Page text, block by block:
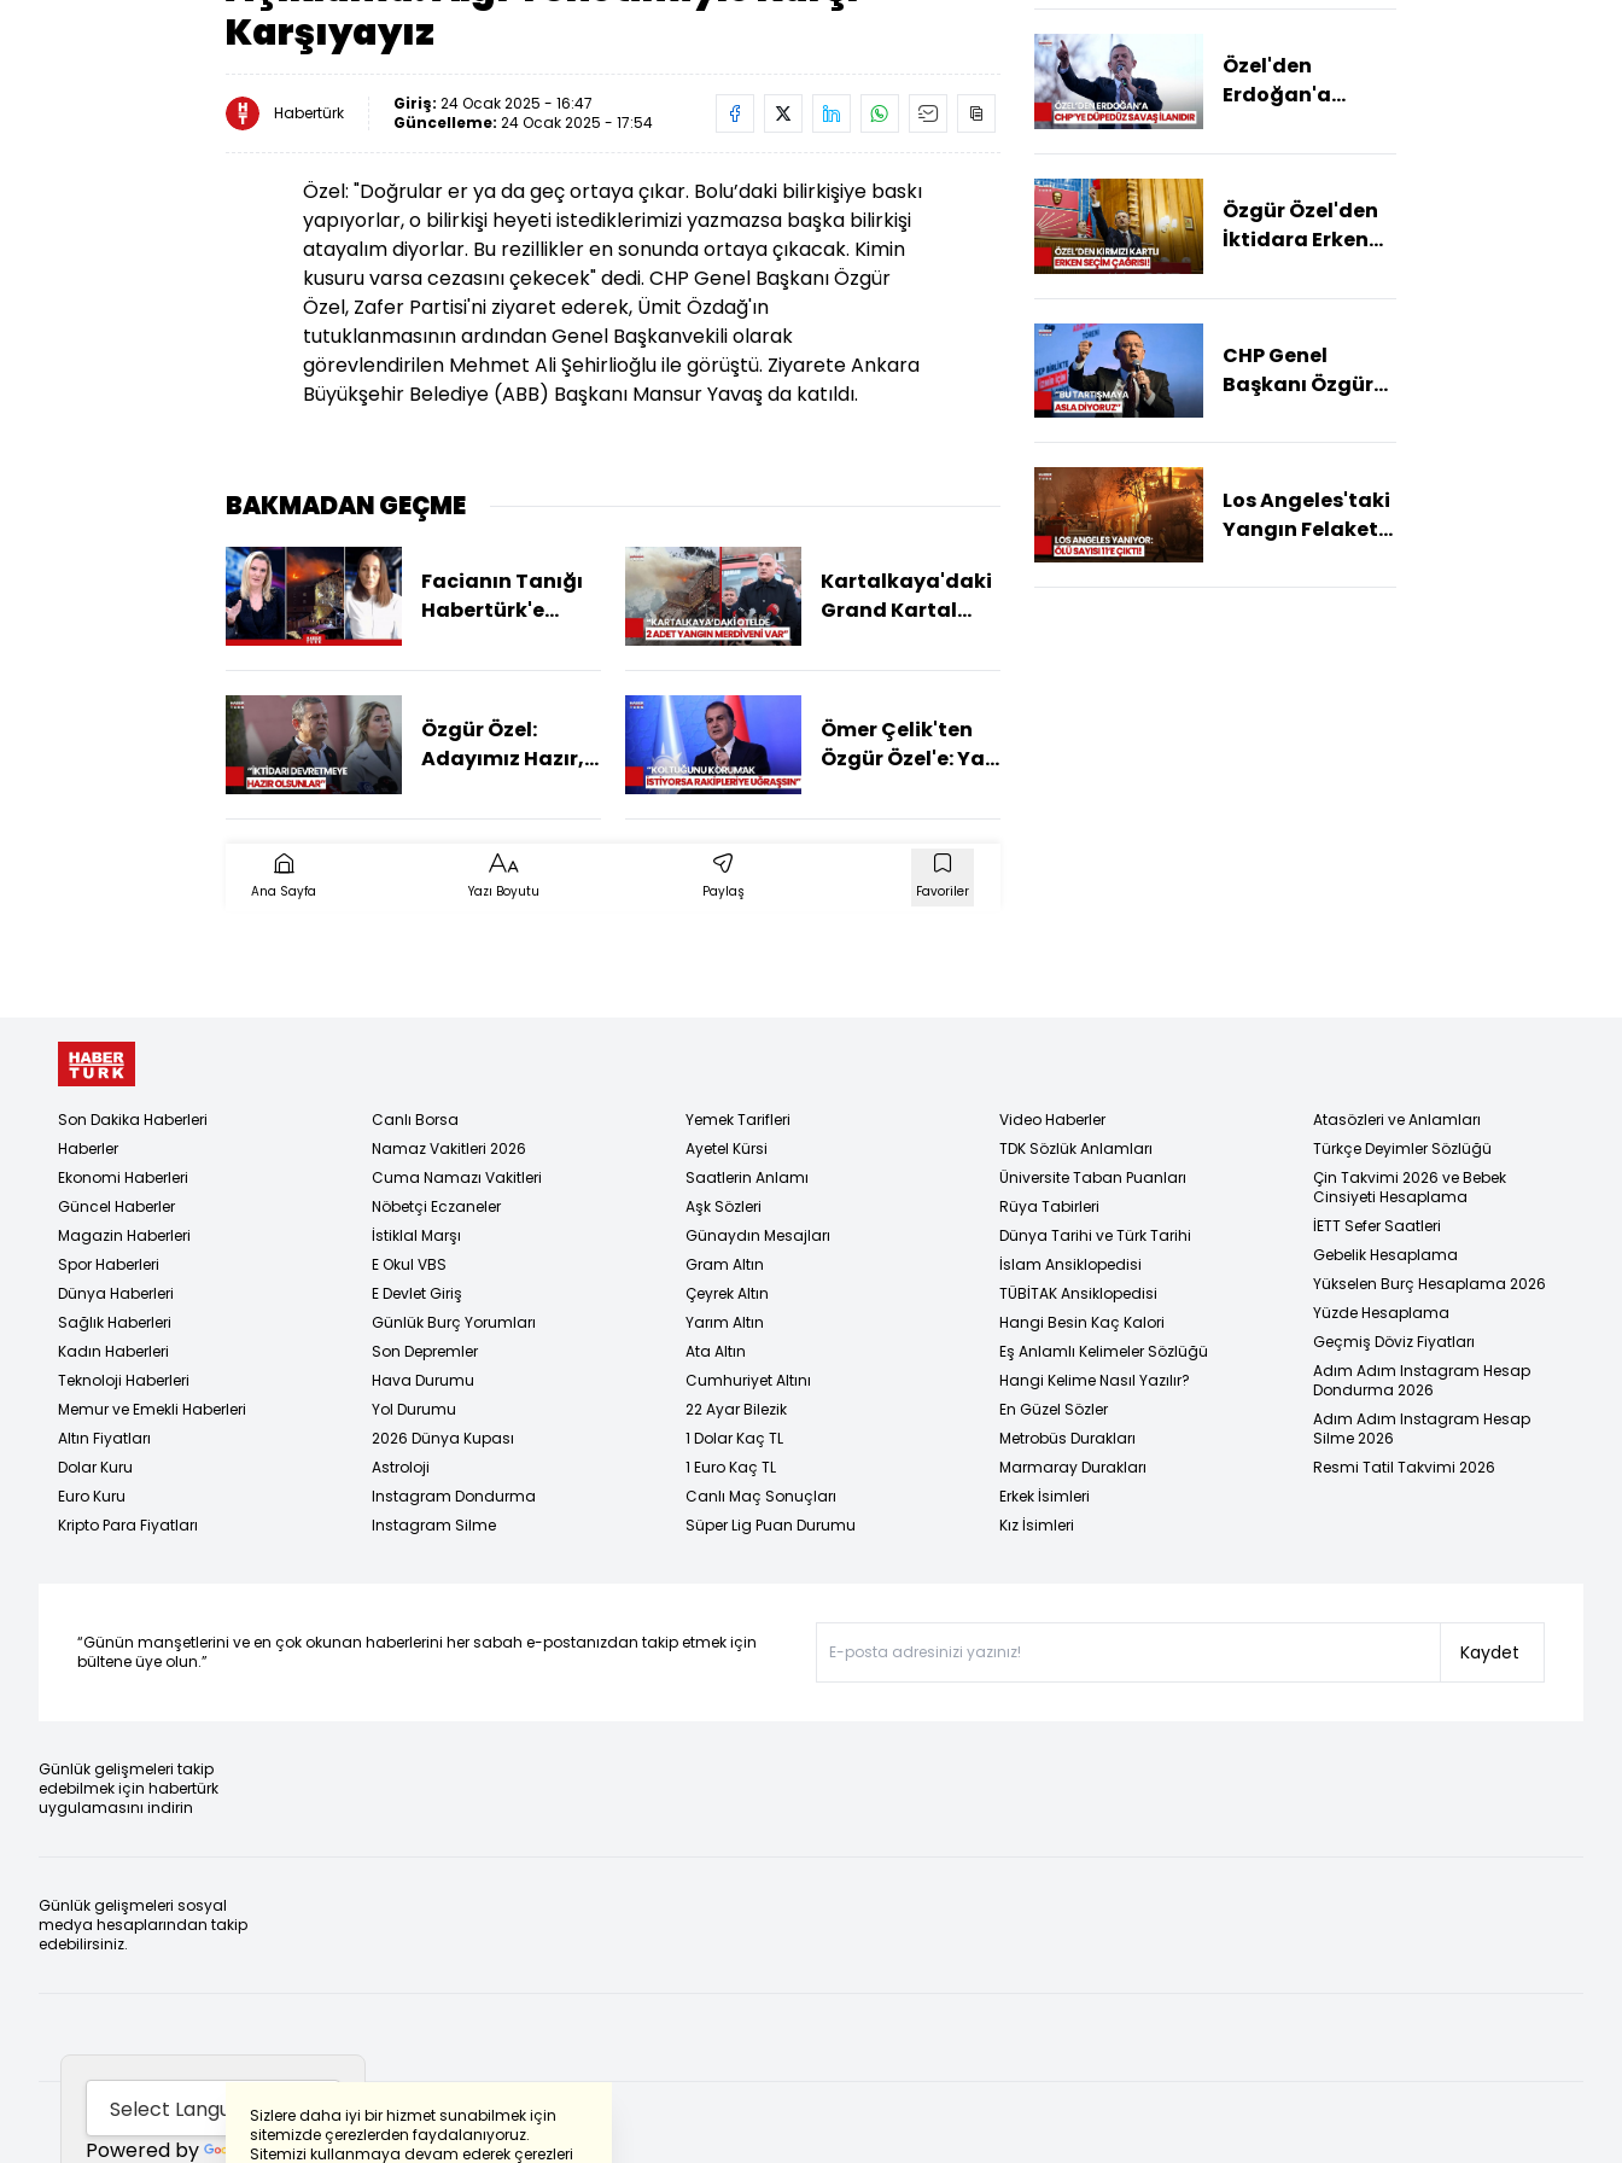
Karşıyayız
Habertürk Giriş: 24 Ocak 2025 - 16:47
Güncelleme: 24 Ocak 2025 - 17:54
Özel: "Doğrular er ya da geç ortaya çıkar. Bolu’daki bilirkişiye baskı
yapıyorlar, o bilirkişi heyeti istediklerimizi yazmazsa başka bilirkişi
atayalım diyorlar. Bu rezillikler en sonunda ortaya çıkacak. Kimin
kusuru varsa cezasını çekecek" dedi. CHP Genel Başkanı Özgür
Özel, Zafer Partisi'ni ziyaret ederek, Ümit Özdağ'ın
tutuklanmasının ardından Genel Başkanvekili olarak
görevlendirilen Mehmet Ali Şehirlioğlu ile görüştü. Ziyarete Ankara
Büyükşehir Belediye (ABB) Başkanı Mansur Yavaş da katıldı.
BAKMADAN GEÇME
Facianın Tanığı
Habertürk'e
Kartalkaya'da
Kartalkaya'daki
Grand Kartal
Merdiveni Var
Açıkladı
Özgür Özel:
Adayımız Hazır,
Ömer Çelik'ten
Özgür Özel'e: Yan
Gösterme Hakkı
Ana Sayfa Yazı Boyutu Paylaş Favoriler
Belediye
Akpolat'ın
Tutuklanmasına
Özel'den
Erdoğan'a
Yanıtı: Savaş
Ediyoruz
Özgür Özel'den
İktidara Erken
"Getir Sandığı
Kırmızı Kartı"
CHP Genel
Başkanı Özgür
Diyorum Ki,
Daha Kalkışma"
Los Angeles'taki
Yangın Felaketi
Gözaltına Alındı
Sizlere daha iyi bir hizmet sunabilmek için
sitemizde çerezlerden faydalanıyoruz.
Sitemizi kullanmaya devam ederek çerezleri
Son Dakika Haberleri
Haberler
Ekonomi Haberleri
Güncel Haberler
Magazin Haberleri
Spor Haberleri
Dünya Haberleri
Sağlık Haberleri
Kadın Haberleri
Teknoloji Haberleri
Memur ve Emekli Haberleri
Altın Fiyatları
Dolar Kuru
Euro Kuru
Kripto Para Fiyatları
Canlı Borsa
Namaz Vakitleri 2026
Cuma Namazı Vakitleri
Nöbetçi Eczaneler
İstiklal Marşı
E Okul VBS
E Devlet Giriş
Günlük Burç Yorumları
Son Depremler
Hava Durumu
Yol Durumu
2026 Dünya Kupası
Astroloji
Instagram Dondurma
Instagram Silme
Yemek Tarifleri
Ayetel Kürsi
Saatlerin Anlamı
Aşk Sözleri
Günaydın Mesajları
Gram Altın
Çeyrek Altın
Yarım Altın
Ata Altın
Cumhuriyet Altını
22 Ayar Bilezik
1 Dolar Kaç TL
1 Euro Kaç TL
Canlı Maç Sonuçları
Süper Lig Puan Durumu
Video Haberler
TDK Sözlük Anlamları
Üniversite Taban Puanları
Rüya Tabirleri
Dünya Tarihi ve Türk Tarihi
İslam Ansiklopedisi
TÜBİTAK Ansiklopedisi
Hangi Besin Kaç Kalori
Eş Anlamlı Kelimeler Sözlüğü
Hangi Kelime Nasıl Yazılır?
En Güzel Sözler
Metrobüs Durakları
Marmaray Durakları
Erkek İsimleri
Kız İsimleri
Atasözleri ve Anlamları
Türkçe Deyimler Sözlüğü
Çin Takvimi 2026 ve Bebek
Cinsiyeti Hesaplama
İETT Sefer Saatleri
Gebelik Hesaplama
Yükselen Burç Hesaplama 2026
Yüzde Hesaplama
Geçmiş Döviz Fiyatları
Adım Adım Instagram Hesap
Dondurma 2026
Adım Adım Instagram Hesap
Silme 2026
Resmi Tatil Takvimi 2026
“Günün manşetlerini ve en çok okunan haberlerini her sabah e-postanızdan takip etmek için
bültene üye olun.”
Kaydet
Günlük gelişmeleri takip
edebilmek için habertürk
uygulamasını indirin
Günlük gelişmeleri sosyal
medya hesaplarından takip
edebilirsiniz.
Powered by Translate